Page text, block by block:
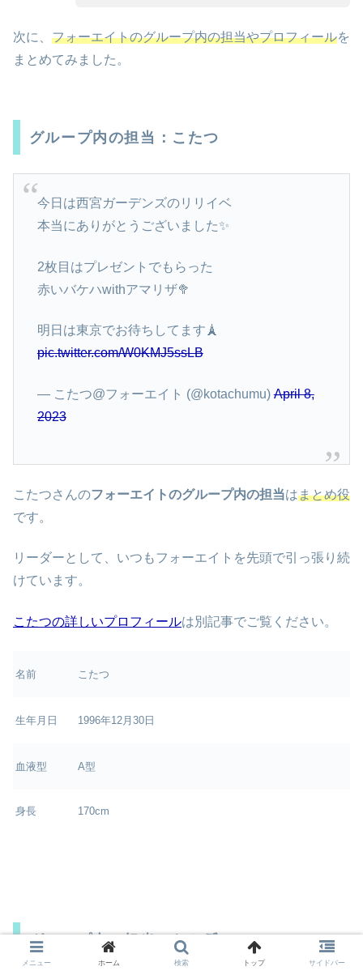
次に、 フォーエイトのグループ内の担当やプロフィールを
まとめてみました。
グループ内の担当：こたつ
今日は西宮ガーデンズのリリイベ
本当にありがとうございました✨
2枚目はプレゼントでもらった
赤いバケハwithアマリザ🥦
明日は東京でお待ちしてます🗼
pic.twitter.com/W0KMJ5ssLB
— こたつ@フォーエイト (@kotachumu)April 8,
2023
こたつさんのフォーエイトのグループ内の担当はまとめ役
です。
リーダーとして、いつもフォーエイトを先頭で引っ張り続
けています。
こたつの詳しいプロフィールは別記事でご覧ください。
名前 こたつ
生年月日 1996年12月30日
血液型 A型
身長 170cm
グループ内の担当：わかゔぁ
メニュー ホーム 検索 トップ サイドバー